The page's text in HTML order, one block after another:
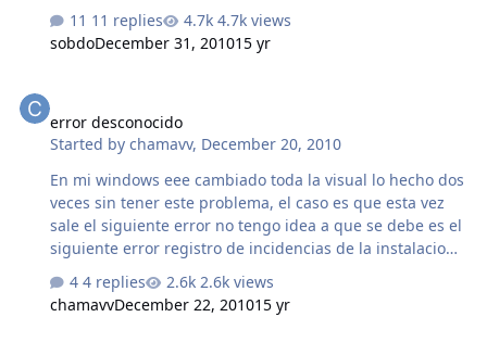
Product="ProPlusr"> <Display Level="none"
CompletionNotice="no" SuppressModal="yes"
Plus Setup(*).txt" /> --> <USERNAME Value="my user" />
<USERINITIALS Value="MS" /> <COMPANYNAME
11 replies
4.7k views
sobdoDecember 31, 201015 yr
error desconocido
Started bychamavv, December 20, 2010
En mi windows eee cambiado toda la visual lo hecho dos
veces sin tener este problema, el caso es que esta vez
sale el siguiente error no tengo idea a que se debe es el
siguiente error registro de incidencias de la instalacion
archivo da
4 replies
2.6k views
chamavvDecember 22, 201015 yr